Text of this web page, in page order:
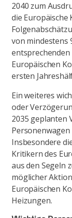
2040 zum
die Europäische
von mindestens
entsprechenden
Europäischen
ersten
Ein weiteres
oder
2035 geplanten
Insbesondere
Kritikern des
aus den Segeln
möglicher
Europäischen
Heizungen.